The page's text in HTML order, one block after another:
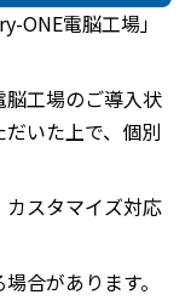
ONE電脳工場」
工場のご導入状
いた上で、個別
スタマイズ対応
合があります。